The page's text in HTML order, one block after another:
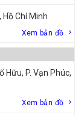
Chí Minh
Xem bản đồ
Hữu, P. Vạn Phúc,
Xem bản đồ